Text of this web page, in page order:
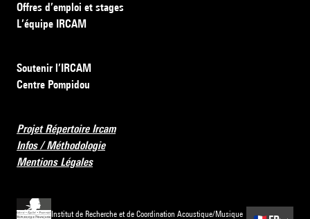
Offres d’emploi et stages
L’équipe IRCAM
Soutenir l’IRCAM
Centre Pompidou
Projet Répertoire Ircam
Infos / Méthodologie
Mentions Légales
Institut de Recherche et de Coordination Acoustique/Musique